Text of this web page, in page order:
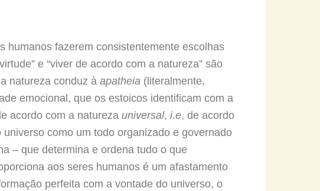
humanos fazerem consistentemente escolhas
e “viver de acordo com a natureza” são
natureza conduz à apatheia (literalmente,
emocional, que os estoicos identificam com a
acordo com a natureza universal, i.e, de acordo
como um todo organizado e governado
– que determina e ordena tudo o que
aos seres humanos é um afastamento
perfeita com a vontade do universo, o